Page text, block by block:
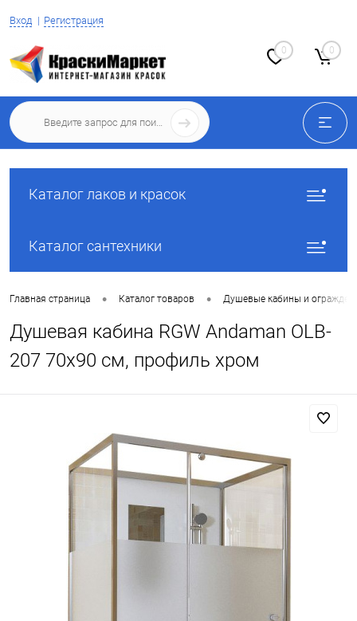
Вход Регистрация
0 0
Каталог лаков и красок
Каталог сантехники
Главная страница • Каталог товаров • Душевые кабины и
Душевая кабина RGW Andaman OLB-
207 70x90 см, профиль хром